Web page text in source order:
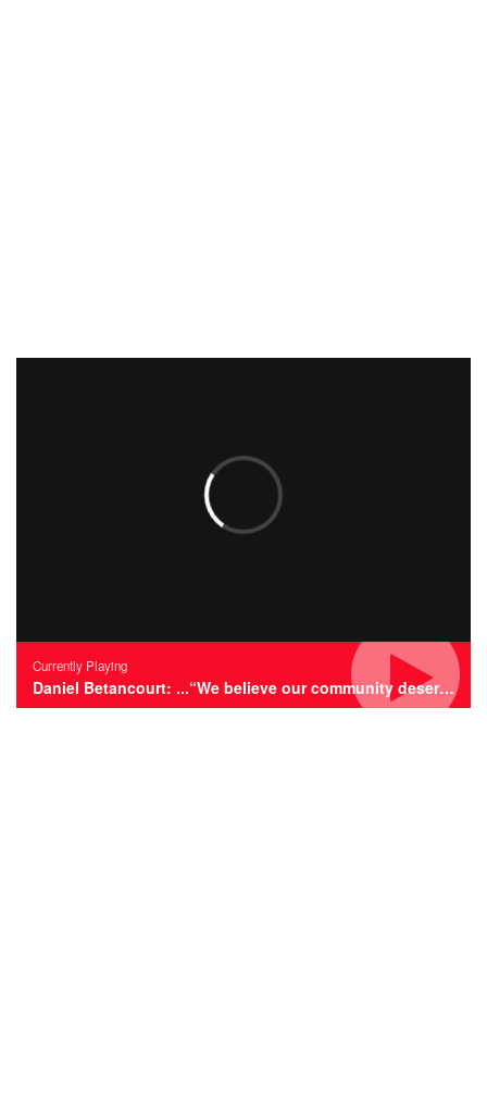
Currently Playing
Daniel Betancourt: ...“We believe our community deserves the best”...